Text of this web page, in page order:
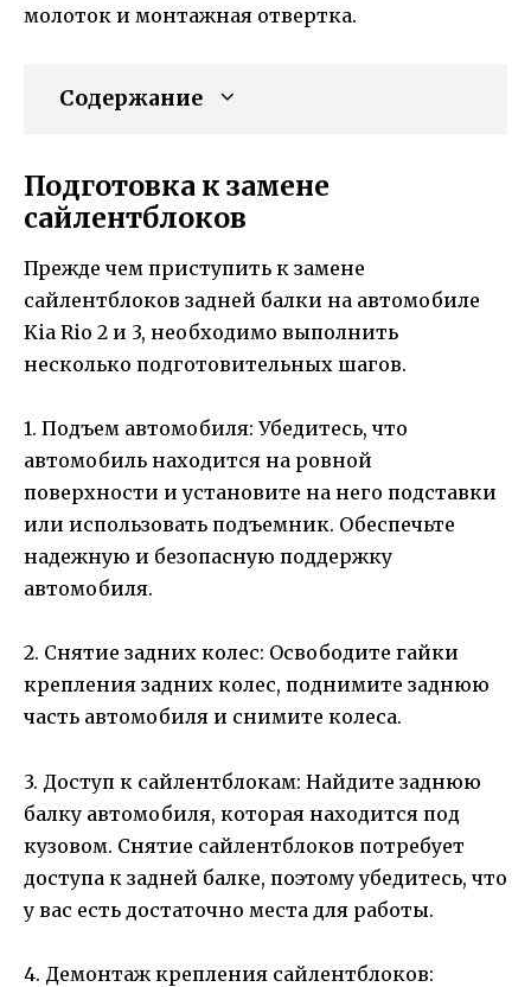
молоток и монтажная отвертка.
Содержание
Подготовка к замене
сайлентблоков
Прежде чем приступить к замене
сайлентблоков задней балки на автомобиле
Kia Rio 2 и 3, необходимо выполнить
несколько подготовительных шагов.
1. Подъем автомобиля: Убедитесь, что
автомобиль находится на ровной
поверхности и установите на него подставки
или использовать подъемник. Обеспечьте
надежную и безопасную поддержку
автомобиля.
2. Снятие задних колес: Освободите гайки
крепления задних колес, поднимите заднюю
часть автомобиля и снимите колеса.
3. Доступ к сайлентблокам: Найдите заднюю
балку автомобиля, которая находится под
кузовом. Снятие сайлентблоков потребует
доступа к задней балке, поэтому убедитесь, что
у вас есть достаточно места для работы.
4. Демонтаж крепления сайлентблоков: